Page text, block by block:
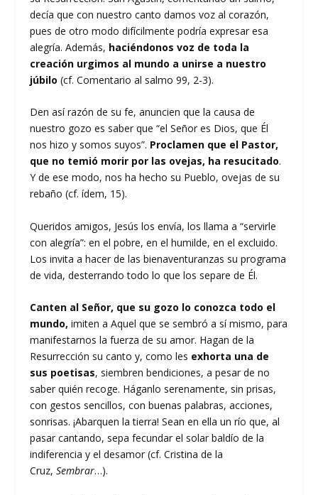
decía que con nuestro canto damos voz al corazón,
pues de otro modo difícilmente podría expresar esa
alegría. Además, haciéndonos voz de toda la
creación urgimos al mundo a unirse a nuestro
júbilo (cf. Comentario al salmo 99, 2-3).
Den así razón de su fe, anuncien que la causa de
nuestro gozo es saber que “el Señor es Dios, que Él
nos hizo y somos suyos”. Proclamen que el Pastor,
que no temió morir por las ovejas, ha resucitado.
Y de ese modo, nos ha hecho su Pueblo, ovejas de su
rebaño (cf. ídem, 15).
Queridos amigos, Jesús los envía, los llama a “servirle
con alegría”: en el pobre, en el humilde, en el excluido.
Los invita a hacer de las bienaventuranzas su programa
de vida, desterrando todo lo que los separe de Él.
Canten al Señor, que su gozo lo conozca todo el
mundo, imiten a Aquel que se sembró a sí mismo, para
manifestarnos la fuerza de su amor. Hagan de la
Resurrección su canto y, como les exhorta una de
sus poetisas, siembren bendiciones, a pesar de no
saber quién recoge. Háganlo serenamente, sin prisas,
con gestos sencillos, con buenas palabras, acciones,
sonrisas. ¡Abarquen la tierra! Sean en ella un río que, al
pasar cantando, sepa fecundar el solar baldío de la
indiferencia y el desamor (cf. Cristina de la
Cruz, Sembrar…).